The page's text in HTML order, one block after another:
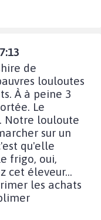
de
louloutes
À à peine 3
Le
Notre louloute
sur un
qu'elle
frigo, oui,
cet éleveur...
les achats